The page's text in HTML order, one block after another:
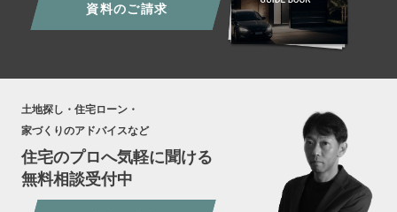
資料のご請求
土地探し・住宅ローン・
家づくりのアドバイスなど
住宅のプロへ気軽に聞ける
無料相談受付中